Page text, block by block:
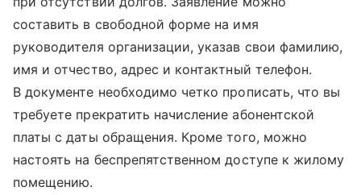
составить в свободной форме на имя
руководителя организации, указав свои фамилию,
имя и отчество, адрес и контактный телефон.
В документе необходимо четко прописать, что вы
требуете прекратить начисление абонентской
платы с даты обращения. Кроме того, можно
настоять на беспрепятственном доступе к жилому
помещению.